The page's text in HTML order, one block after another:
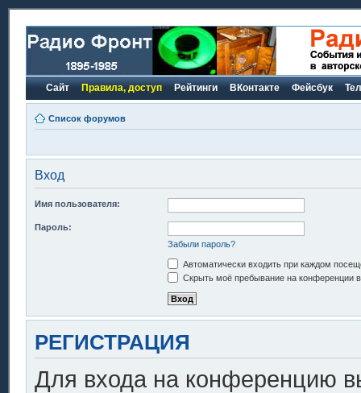
Сайт Правила, доступ Рейтинги ВКонтакте Фейсбук
Список форумов
Вход
Имя пользователя:
Пароль:
Забыли пароль?
Автоматически входить при каждом
Скрыть моё пребывание на конференции в
РЕГИСТРАЦИЯ
Для входа на конференцию